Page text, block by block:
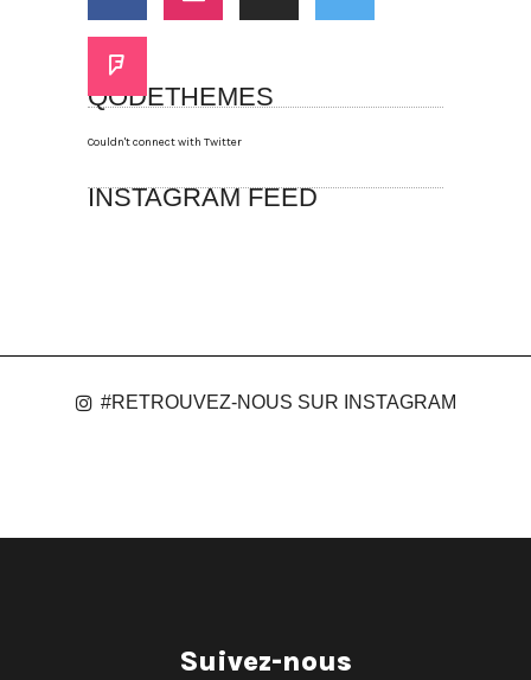
QODETHEMES
Couldn't connect with Twitter
INSTAGRAM FEED
#RETROUVEZ-NOUS SUR INSTAGRAM
Suivez-nous